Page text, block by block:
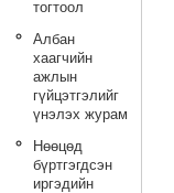
тогтоол
Албан
хаагчийн
ажлын
гүйцэтгэлийг
үнэлэх журам
Нөөцөд
бүртгэгдсэн
иргэдийн